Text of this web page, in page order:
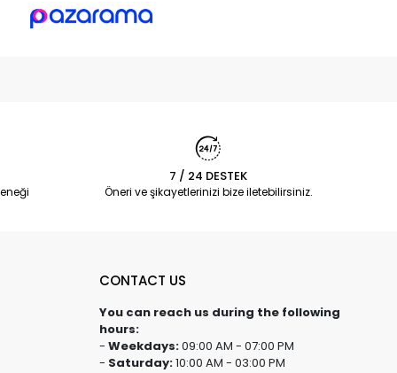
7 / 24 DESTEK
Öneri ve şikayetlerinizi bize iletebilirsiniz.
CONTACT US
You can reach us during the following
hours:
- Weekdays:09:00 AM - 07:00 PM
- Saturday:10:00 AM - 03:00 PM